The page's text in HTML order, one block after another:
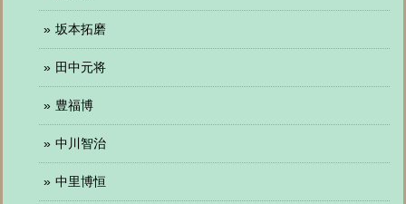
坂本拓磨
田中元将
豊福博
中川智治
中里博恒